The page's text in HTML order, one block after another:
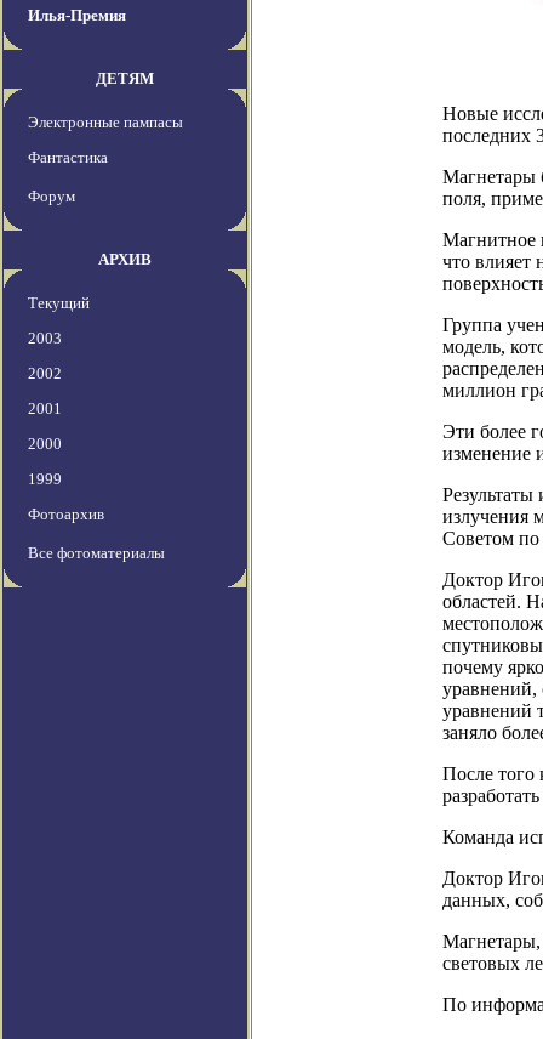
Илья-Премия
ДЕТЯМ
Электронные пампасы
Фантастика
Форум
АРХИВ
Текущий
2003
2002
2001
2000
1999
Фотоархив
Все фотоматериалы
Новые
последних
Магнетары
поля,
Магнитное
что влияет
Группа
модель,
миллион
Эти более
изменение
излучения
Советом по
Доктор
областей.
почему
уравнений,
уравнений
заняло
После того
Команда
Доктор
данных,
Магнетары,
световых
По